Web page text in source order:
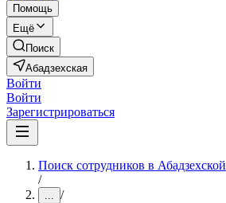
Помощь
Ещё
Поиск
Абадзехская
Войти
Войти
Зарегистрироваться
Поиск сотрудников в Абадзехской
/
... /